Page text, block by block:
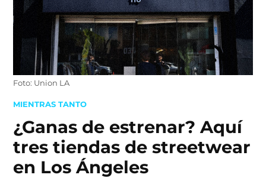
Foto: Union LA
POSTED
MIENTRAS TANTO
¿Ganas de estrenar? Aquí
tres tiendas de streetwear
en Los Ángeles